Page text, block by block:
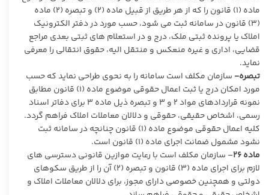
ماده (۱) قانون را که از هر طریق از قبیل ماده (۲) و تبصره (۲) ماده
(۳) قانون در سامانه ثبت می شود، حسب مورد در دفتر الکترونیک
املاک یا پرونده ثبتی ملک، درج و در استعلام های ثبتی بعدی مراجع
قضایی، اداری و غیره منعکس و منتقل الیه، حقوق انتقالی را معرفی
نماید.
تبصره- سازمان مکلف است سامانه را به نحوی طراحی نماید که حسب
مورد امکان درج یا ثبت اعمال حقوقی موضوع ماده (۱) قانون مطابق
نمونه قراردادهای مواد ۲ و ۳ و تبصره ذیل ماده ۳ برای دفاتر اسناد
رسمی، اشخاص حقیقی، حقوقی و دلالان معاملات املاک فراهم گردد.
کلیه اعمال حقوقی موضوع ماده (۱) قانون چنانچه در سامانه ثبت
نشود مشمول ضمانت اجرای ماده (۱) قانون است.
ماده۲۶– سازمان مکلف است با رعایت موازین قانونی دسترسی های
لازم برای اجرای ماده (۳) قانون و تبصره (۲) آن را از طریق سکوهای
دولتی و همچنین خصوصی دارای مجوز، برای دلالان معاملات املاک و